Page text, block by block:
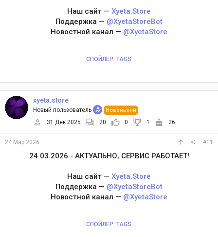
Наш сайт — Xyeta.Store
Поддержка — @XyetaStoreBot
Новостной канал — @XyetaStore
СПОЙЛЕР: TAGS
xyeta.store
Новый пользователь Новенький
31 Дек 2025 20 0 1 26
24 Мар 2026 #11
24.03.2026 - АКТУАЛЬНО, СЕРВИС РАБОТАЕТ!
Наш сайт — Xyeta.Store
Поддержка — @XyetaStoreBot
Новостной канал — @XyetaStore
СПОЙЛЕР: TAGS